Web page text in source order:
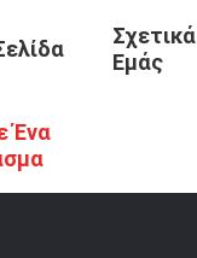
Εμάς
ΈναDesulfurizer Σιδήρου
Πυκνότητα